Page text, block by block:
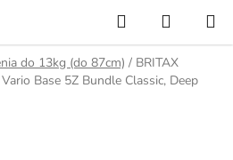
Hľadať
KOŠÍK
do 13kg (do 87cm) / BRITAX
Base 5Z Bundle Classic, Deep